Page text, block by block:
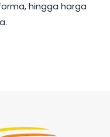
hingga harga